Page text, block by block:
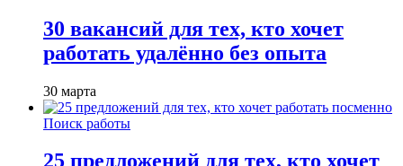
30 вакансий для тех, кто хочет
работать удалённо без опыта
30 марта
Поиск работы
25 предложений для тех, кто хочет